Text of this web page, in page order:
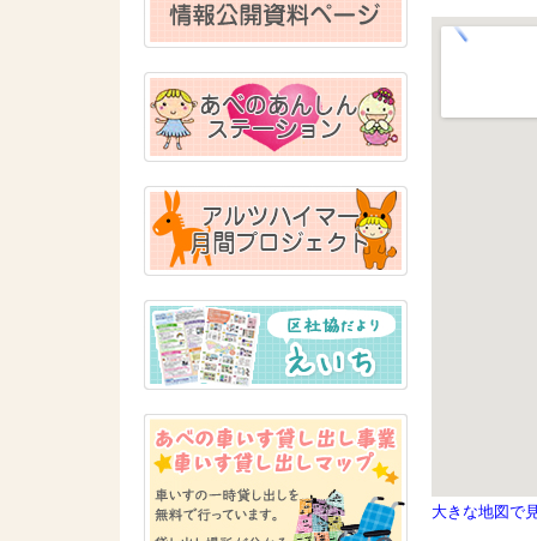
大きな地図で